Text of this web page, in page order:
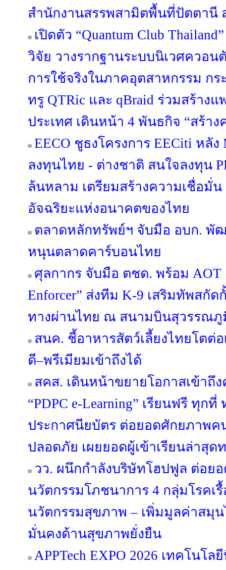
สำนักงานสรรพสามิตพื้นที่ปัตตานี
เปิดตัว “Quantum Club
วิจัย วางรากฐานระบบนิเวศควอน
การใช้จริงในภาคอุตสาหกรรม กร
ทรู QTRic และ qBraid ร่วมสร้าง
ประเทศ เดินหน้า 4 พันธกิจ “สร้าง
EECO ชูธงโครงการ EECiti หลัง
ลงทุนไทย - ต่างชาติ สนใจลงทุน
ล้นหลาม เตรียมสร้างความเชื่อมั่น
อัจฉริยะแห่งอนาคตของไทย
ตลาดหลักทรัพย์ฯ จับมือ อบก. พั
หนุนตลาดคาร์บอนไทย
ศุลกากร จับมือ ตชด. พร้อม AOT
Enforcer” ส่งทีม K-9 เสริมทัพสกั
ทางผ่านไทย ณ สนามบินสุวรรณภู
สนค. ชี้อาหารสัตว์เลี้ยงไทยโตต่
ดี–พรีเมียมเข้าถึงได้
สคส. เดินหน้าขยายโอกาสเข้าถึง
“PDPC e-Learning” เรียนฟรี ทุกที่
ประกาศนียบัตร ต่อยอดศักยภาพ
ปลอดภัย เผยยอดผู้เข้าเรียนล่าสุด
วว. ผนึกกำลังบริษัทโฮปฟูล ต่อย
นวัตกรรมโภชนาการ 4 กลุ่มโรคเรื้
นวัตกรรมสุขภาพ – เพิ่มมูลค่าสมุ
มั่นคงด้านสุขภาพยั่งยืน
APPTech EXPO 2026 เทคโนโล